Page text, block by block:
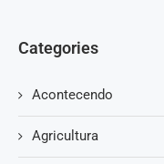
Categories
Acontecendo
Agricultura